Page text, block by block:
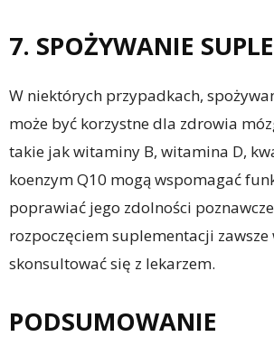
7. SPOŻYWANIE
W niektórych przypadkach,
może być korzystne dla zdrowia
takie jak witaminy B, witamina D,
koenzym Q10 mogą wspomagać
poprawiać jego zdolności
rozpoczęciem suplementacji zawsze
skonsultować się z lekarzem.
PODSUMOWANIE